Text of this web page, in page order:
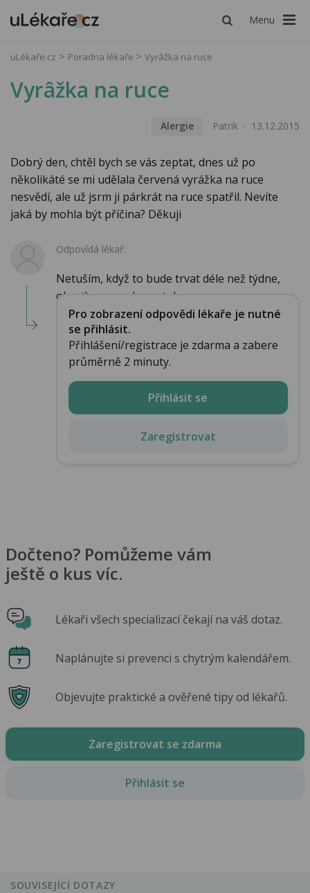
Menu
uLékaře.cz Poradna lékaře Vyrâžka na ruce
Vyrâžka na ruce
Alergie Patrik 13.12.2015
Dobrý den, chtěl bych se vás zeptat, dnes už po
několikáté se mi udělala červená vyrážka na ruce
nesvědí, ale už jsrm ji párkrát na ruce spatřil. Nevíte
jaká by mohla být příčina? Děkuji
Odpovídá lékař:
Netuším, když to bude trvat déle než týdne,
obraťte se na dermatologa....
Pro zobrazení odpovědi lékaře je nutné
se přihlásit.
Přihlášení/registrace je zdarma a zabere
průměrně 2 minuty.
Přihlásit se
Zaregistrovat
Dočteno? Pomůžeme vám
ještě o kus víc.
Lékaři všech specializací čekají na váš dotaz.
Naplánujte si prevenci s chytrým kalendářem.
Objevujte praktické a ověřené tipy od lékařů.
Zaregistrovat se zdarma
Přihlásit se
SOUVISEJÍCÍ DOTAZY